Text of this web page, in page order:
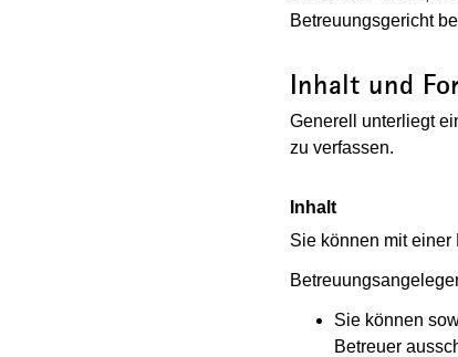
Betreuungsgericht
Inhalt und
Generell unterliegt
zu verfassen.
Inhalt
Sie können mit
Sie können
Betreuer